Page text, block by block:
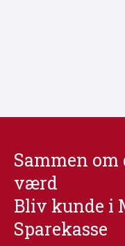
Sammen om
værd
Bliv kunde i
Sparekasse